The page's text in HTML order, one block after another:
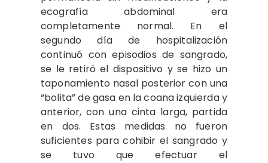
ecografía abdominal era
completamente normal. En el
segundo día de hospitalización
continuó con episodios de sangrado,
se le retiró el dispositivo y se hizo un
taponamiento nasal posterior con una
“bolita” de gasa en la coana izquierda y
anterior, con una cinta larga, partida
en dos. Estas medidas no fueron
suficientes para cohibir el sangrado y
se tuvo que efectuar el